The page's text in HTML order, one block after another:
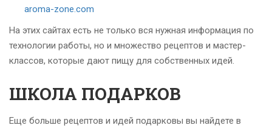
aroma-zone.com
На этих сайтах есть не только вся нужная информация по
технологии работы, но и множество рецептов и мастер-
классов, которые дают пищу для собственных идей.
ШКОЛА ПОДАРКОВ
Еще больше рецептов и идей подарковы вы найдете в